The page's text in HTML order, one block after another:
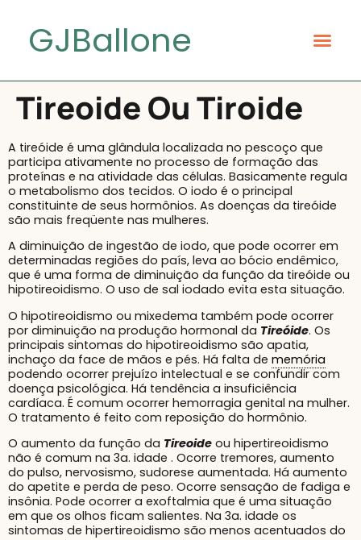
GJBallone
Tireoide Ou Tiroide
A tireóide é uma glândula localizada no pescoço que
participa ativamente no processo de formação das
proteínas e na atividade das células. Basicamente regula
o metabolismo dos tecidos. O iodo é o principal
constituinte de seus hormônios. As doenças da tireóide
são mais freqüente nas mulheres.
A diminuição de ingestão de iodo, que pode ocorrer em
determinadas regiões do país, leva ao bócio endêmico,
que é uma forma de diminuição da função da tireóide ou
hipotireoidismo. O uso de sal iodado evita esta situação.
O hipotireoidismo ou mixedema também pode ocorrer
por diminuição na produção hormonal da Tireóide. Os
principais sintomas do hipotireoidismo são apatia,
inchaço da face de mãos e pés. Há falta de memória
podendo ocorrer prejuízo intelectual e se confundir com
doença psicológica. Há tendência a insuficiência
cardíaca. É comum ocorrer hemorragia genital na mulher.
O tratamento é feito com reposição do hormônio.
O aumento da função da Tireoide ou hipertireoidismo
não é comum na 3a. idade . Ocorre tremores, aumento
do pulso, nervosismo, sudorese aumentada. Há aumento
do apetite e perda de peso. Ocorre sensação de fadiga e
insônia. Pode ocorrer a exoftalmia que é uma situação
em que os olhos ficam salientes. Na 3a. idade os
sintomas de hipertireoidismo são menos acentuados do